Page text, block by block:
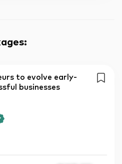
:
to evolve early-
businesses